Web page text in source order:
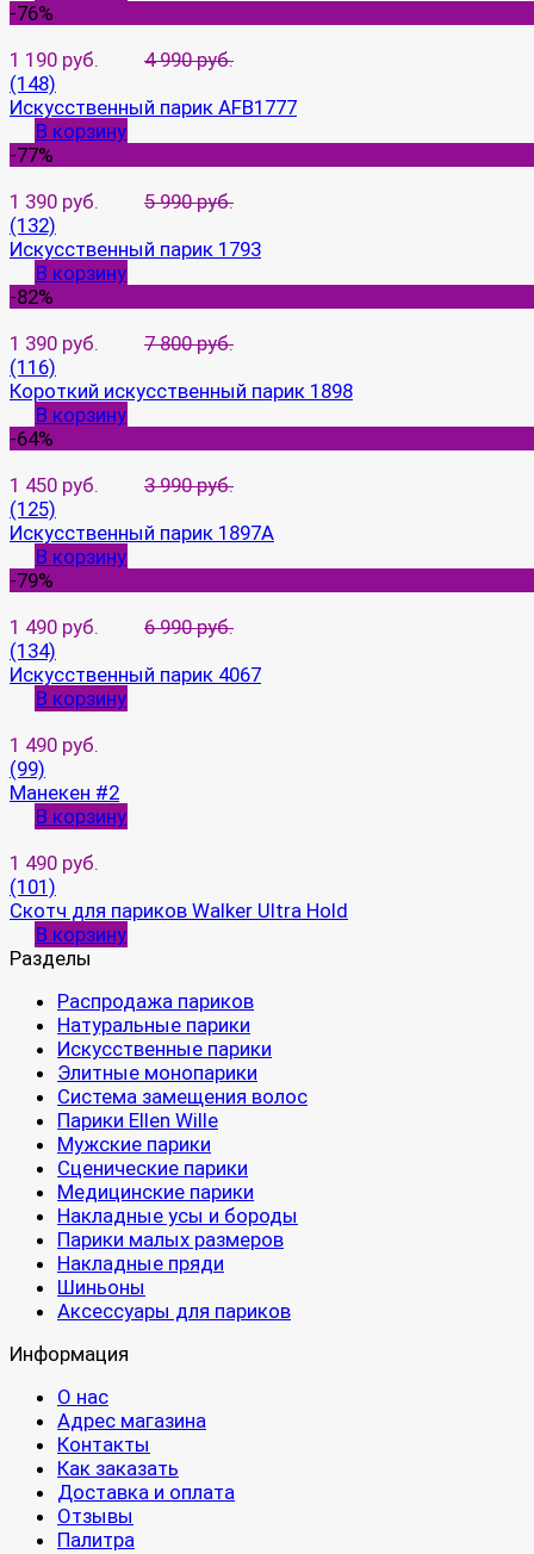
-76%
1 190 руб.
4 990 руб.
(148)
Искусственный парик AFB1777
В корзину
-77%
1 390 руб.
5 990 руб.
(132)
Искусственный парик 1793
В корзину
-82%
1 390 руб.
7 800 руб.
(116)
Короткий искусственный парик 1898
В корзину
-64%
1 450 руб.
3 990 руб.
(125)
Искусственный парик 1897A
В корзину
-79%
1 490 руб.
6 990 руб.
(134)
Искусственный парик 4067
В корзину
1 490 руб.
(99)
Манекен #2
В корзину
1 490 руб.
(101)
Скотч для париков Walker Ultra Hold
В корзину
Разделы
Распродажа париков
Натуральные парики
Искусственные парики
Элитные монопарики
Система замещения волос
Парики Ellen Wille
Мужские парики
Сценические парики
Медицинские парики
Накладные усы и бороды
Парики малых размеров
Накладные пряди
Шиньоны
Аксессуары для париков
Информация
О нас
Адрес магазина
Контакты
Как заказать
Доставка и оплата
Отзывы
Палитра